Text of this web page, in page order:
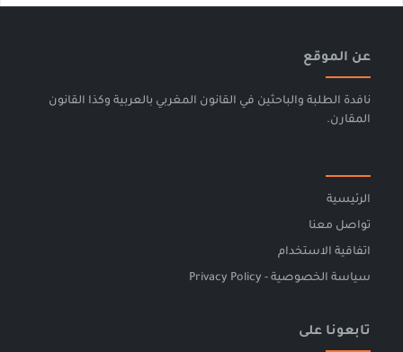
عن الموقع
نافدة الطلبة والباحثين في القانون المغربي بالعربية وكذا القانون
المقارن.
الرئيسية
تواصل معنا
اتفاقية الاستخدام
سياسة الخصوصية - Privacy Policy
تابعونا على